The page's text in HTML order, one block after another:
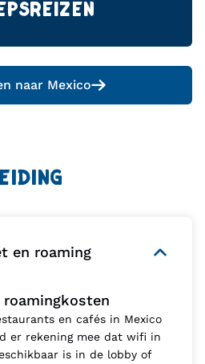
naar Mexico
en roaming
en cafés in Mexico
er rekening mee dat wifi in
is in de lobby of